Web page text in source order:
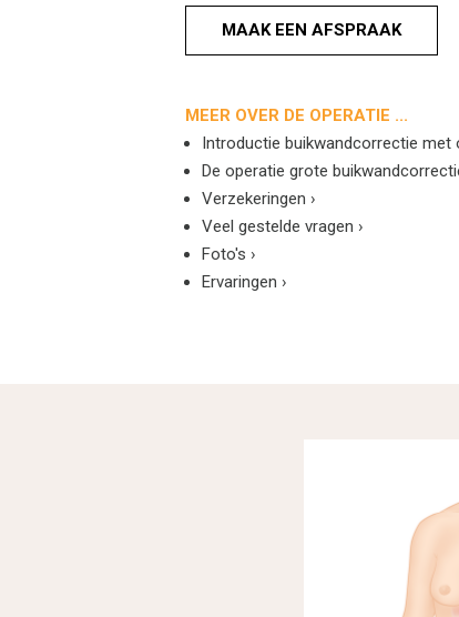
MAAK EEN AFSPRAAK
MEER OVER DE OPERATIE ...
Introductie buikwandcorrectie
De operatie grote
Verzekeringen ›
Veel gestelde vragen ›
Foto's ›
Ervaringen ›